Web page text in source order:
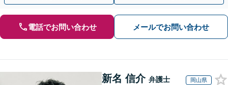
電話でお問い合わせ メールでお問い合わせ
新名 信介 弁護士 岡山県